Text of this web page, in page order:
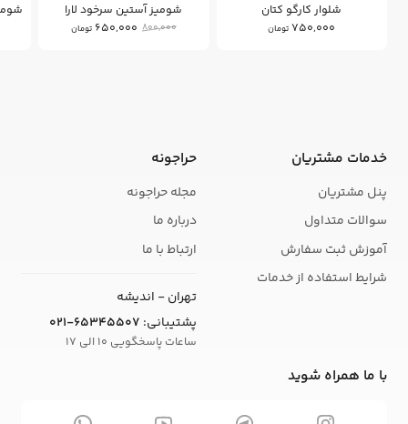
شلوار کارگو کتان
750,000 تومان
شومیز آستین سرخود لارا
800,000
650,000 تومان
خدمات مشتریان
پنل مشتریان
سوالات متداول
آموزش ثبت سفارش
شرایط استفاده از خدمات
حراجونه
مجله حراجونه
درباره ما
ارتباط با ما
تهران - اندیشه
پشتیبانی: 021-65345507
ساعات پاسخگویی 10 الی 17
با ما همراه شوید